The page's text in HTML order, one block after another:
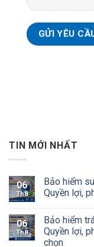
TIN MỚI NHẤT
06
Th8
Bảo hiểm
Quyền lợi,
06
Th8
Bảo hiểm
Quyền lợi,
chọn